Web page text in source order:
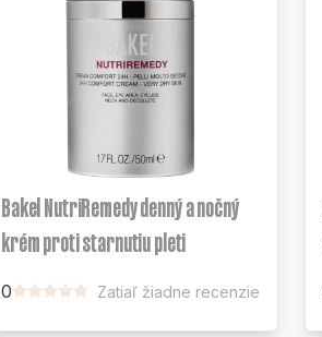
Bakel NutriRemedy denný a nočný
krém proti starnutiu pleti
0 Zatiaľ žiadne recenzie